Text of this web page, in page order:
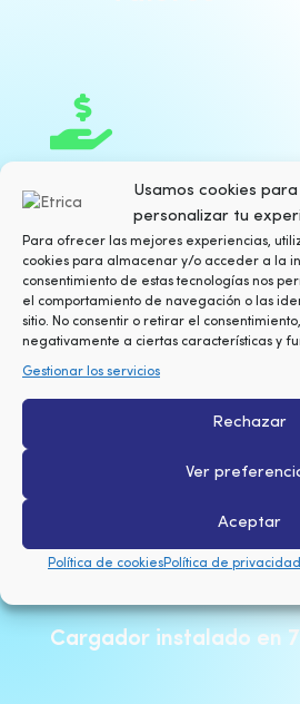
Usamos cookies para
personalizar tu
Para ofrecer las mejores experiencias,
cookies para almacenar y/o acceder a la
consentimiento de estas tecnologías nos
el comportamiento de navegación o las
sitio. No consentir o retirar el
negativamente a ciertas características y
Gestionar los servicios
Aceptar
Rechazar
Ver
Política de cookiesPolítica de privacidad

Precios claros y
sorpresas ni costes ocultos


Cargador instalado en